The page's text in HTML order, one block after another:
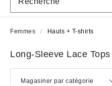
Femmes Hauts + T-shirts
Long-Sleeve Lace Tops
Magasiner par catégorie